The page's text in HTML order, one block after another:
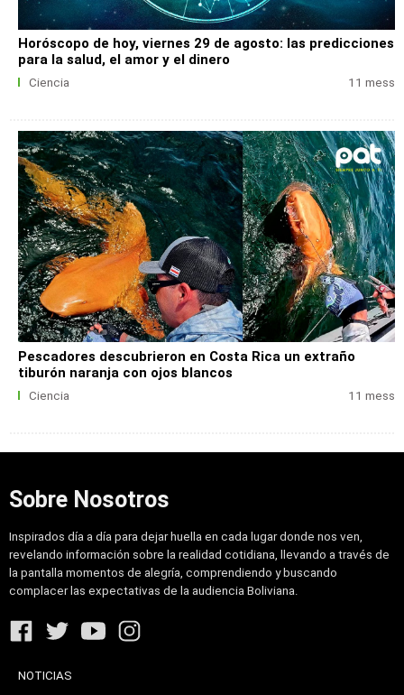
Horóscopo de hoy, viernes 29 de agosto: las predicciones
para la salud, el amor y el dinero
Ciencia 11 mess
Pescadores descubrieron en Costa Rica un extraño
tiburón naranja con ojos blancos
Ciencia 11 mess
Sobre Nosotros
Inspirados día a día para dejar huella en cada lugar donde nos ven,
revelando información sobre la realidad cotidiana, llevando a través de
la pantalla momentos de alegría, comprendiendo y buscando
complacer las expectativas de la audiencia Boliviana.
NOTICIAS